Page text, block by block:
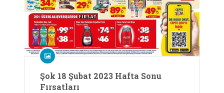
Şok 18 Şubat 2023 Hafta Sonu
Fırsatları